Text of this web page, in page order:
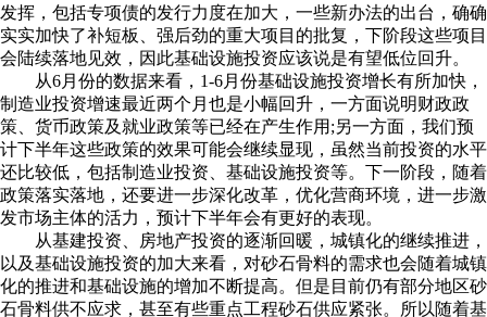
发挥，包括专项债的发行力度在加大，一些新办法的出台，确确
实实加快了补短板、强后劲的重大项目的批复，下阶段这些项目
会陆续落地见效，因此基础设施投资应该说是有望低位回升。
从6月份的数据来看，1-6月份基础设施投资增长有所加快，
制造业投资增速最近两个月也是小幅回升，一方面说明财政政
策、货币政策及就业政策等已经在产生作用;另一方面，我们预
计下半年这些政策的效果可能会继续显现，虽然当前投资的水平
还比较低，包括制造业投资、基础设施投资等。下一阶段，随着
政策落实落地，还要进一步深化改革，优化营商环境，进一步激
发市场主体的活力，预计下半年会有更好的表现。
从基建投资、房地产投资的逐渐回暖，城镇化的继续推进，
以及基础设施投资的加大来看，对砂石骨料的需求也会随着城镇
化的推进和基础设施的增加不断提高。但是目前仍有部分地区砂
石骨料供不应求，甚至有些重点工程砂石供应紧张。所以随着基